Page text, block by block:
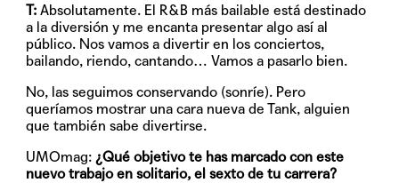
T: Absolutamente. El R&B más bailable está destinado
a la diversión y me encanta presentar algo así al
público. Nos vamos a divertir en los conciertos,
bailando, riendo, cantando… Vamos a pasarlo bien.
No, las seguimos conservando (sonríe). Pero
queríamos mostrar una cara nueva de Tank, alguien
que también sabe divertirse.
UMOmag: ¿Qué objetivo te has marcado con este
nuevo trabajo en solitario, el sexto de tu carrera?